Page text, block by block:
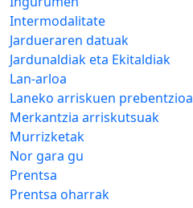
Intermodalitate
Jardueraren datuak
Jardunaldiak eta Ekitaldiak
Lan-arloa
Laneko arriskuen prebentzioa
Merkantzia arriskutsuak
Murrizketak
Nor gara gu
Prentsa
Prentsa oharrak